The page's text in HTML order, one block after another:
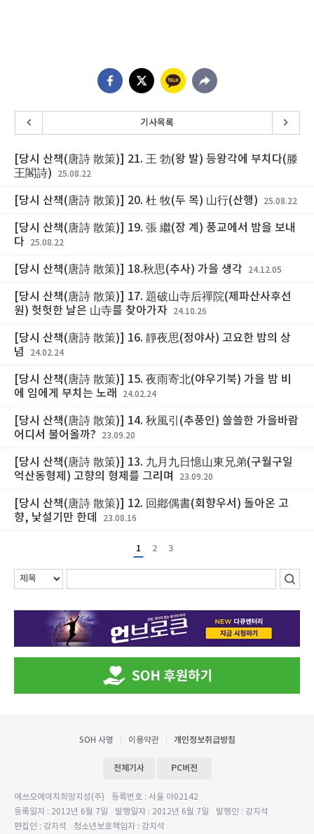
기사목록
[당시 산책(唐詩 散策)] 21. 王 勃(왕 발) 등왕각에 부치다(滕
王閣詩)
25.08.22
[당시 산책(唐詩 散策)] 20. 杜 牧(두 목) 山行(산행) 25.08.22
[당시 산책(唐詩 散策)] 19. 張 繼(장 계) 풍교에서 밤을 보내
다
25.08.22
[당시 산책(唐詩 散策)] 18.秋思(추사) 가을 생각 24.12.05
[당시 산책(唐詩 散策)] 17. 題破山寺后禪院(제파산사후선
원) 헛헛한 날은 山寺를 찾아가자
24.10.26
[당시 산책(唐詩 散策)] 16. 靜夜思(정야사) 고요한 밤의 상
념
24.02.24
[당시 산책(唐詩 散策)] 15. 夜雨寄北(야우기북) 가을 밤 비
에 임에게 부치는 노래
24.02.24
[당시 산책(唐詩 散策)] 14. 秋風引(추풍인) 쓸쓸한 가을바람
어디서 불어올까?
23.09.20
[당시 산책(唐詩 散策)] 13. 九月九日憶山東兄弟(구월구일
억산동형제) 고향의 형제를 그리며
23.09.20
[당시 산책(唐詩 散策)] 12. 回鄕偶書(회향우서) 돌아온 고
향, 낯설기만 한데
23.08.16
1 2 3
SOH 사명 이용약관 개인정보취급방침
전체기사 PC버전
에쓰오에이치희망지성(주)
등록번호 : 서울 아02142
등록일자 : 2012년 6월 7일
발행일자 : 2012년 6월 7일
발행인 : 강지석
편집인 : 강지석
청소년보호책임자 : 강지석